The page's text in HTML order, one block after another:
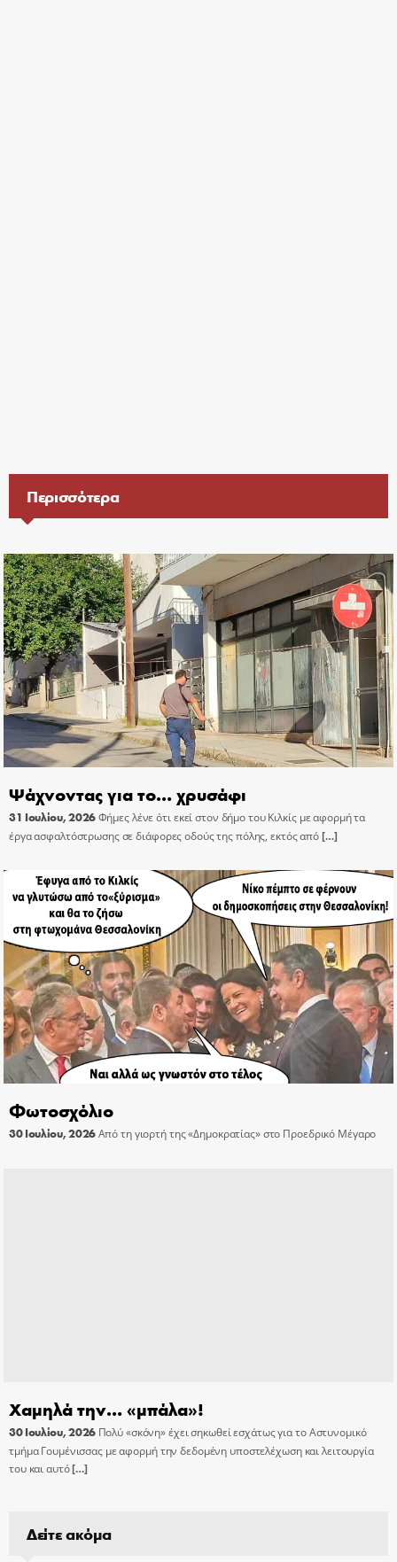
Περισσότερα
Ψάχνοντας για το… χρυσάφι
31 Ιουλίου, 2026Φήμες λένε ότι εκεί στον δήμο του Κιλκίς με αφορμή τα
έργα ασφαλτόστρωσης σε διάφορες οδούς της πόλης, εκτός από[…]
Φωτοσχόλιο
30 Ιουλίου, 2026Από τη γιορτή της «Δημοκρατίας» στο Προεδρικό Μέγαρο
Χαμηλά την… «μπάλα»!
30 Ιουλίου, 2026 Πολύ «σκόνη» έχει σηκωθεί εσχάτως για το Αστυνομικό
τμήμα Γουμένισσας με αφορμή την δεδομένη υποστελέχωση και λειτουργία
του και αυτό[…]
Δείτε ακόμα